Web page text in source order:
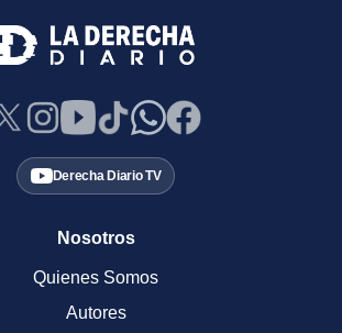
Derecha Diario TV
Nosotros
Quienes Somos
Autores